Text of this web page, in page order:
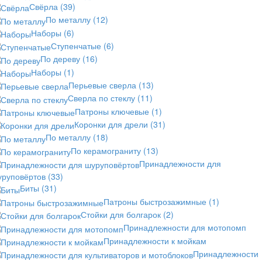
Свёрла (39)
По металлу (12)
Наборы (6)
Ступенчатые (6)
По дереву (16)
Наборы (1)
Перьевые сверла (13)
Сверла по стеклу (11)
Патроны ключевые (1)
Коронки для дрели (31)
По металлу (18)
По керамограниту (13)
Принадлежности для
(33)
Биты (31)
Патроны быстрозажимные (1)
Стойки для болгарок (2)
Принадлежности для мотопомп
Принадлежности к мойкам
Принадлежности